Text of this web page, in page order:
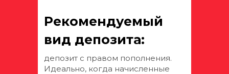
депозит с правом пополнения.
Идеально, когда начисленные
Рекомендуемый
вид депозита: